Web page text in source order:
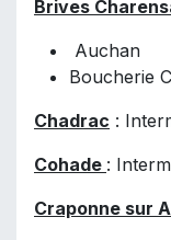
Brives
Auchan
Boucherie
Chadrac :
Cohade :
Craponne sur